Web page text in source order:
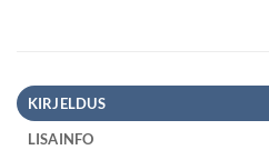
KIRJELDUS
LISAINFO